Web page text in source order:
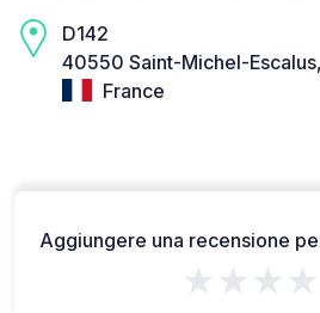
D142
40550 Saint-Michel-Escalus,
France
Aggiungere una recensione